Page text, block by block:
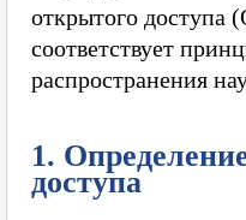
открытого доступа
соответствует
распространения
1.
доступа